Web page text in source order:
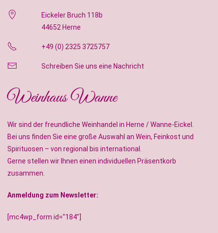
Eickeler Bruch 118b
44652 Herne
+49 (0) 2325 3725757
Schreiben Sie uns eine Nachricht
Weinhaus Wanne
Wir sind der freundliche Weinhandel in Herne / Wanne-Eickel.
Bei uns finden Sie eine große Auswahl an Wein, Feinkost und
Spirituosen – von regional bis international.
Gerne stellen wir Ihnen einen individuellen Präsentkorb
zusammen.
Anmeldung zum Newsletter:
[mc4wp_form id="184"]